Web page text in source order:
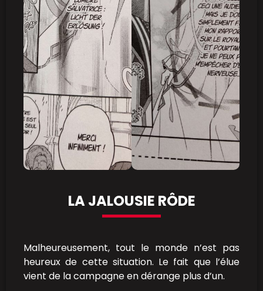
LA JALOUSIE RÔDE
Malheureusement, tout le monde n’est pas
heureux de cette situation. Le fait que l’élue
vient de la campagne en dérange plus d’un.